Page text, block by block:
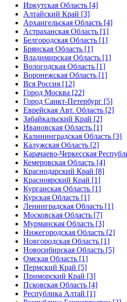
Иркутская Область [4]
Алтайский Край [3]
Архангельская Область [4]
Астраханская Область [1]
Белгородская Область [1]
Брянская Область [1]
Владимирская Область [1]
Вологодская Область [1]
Воронежская Область [1]
Вся Россия [12]
Город Москва [22]
Город Санкт-Петербург [5]
Еврейская Авт. Область [2]
Забайкальский Край [2]
Ивановская Область [1]
Калининградская Область [3]
Калужская Область [2]
Карачаево-Черкесская
Кемеровская Область [4]
Краснодарский Край [8]
Красноярский Край [1]
Курганская Область [1]
Курская Область [1]
Ленинградская Область [1]
Московская Область [7]
Мурманская Область [3]
Нижегородская Область [2]
Новгородская Область [1]
Новосибирская Область [5]
Омская Область [1]
Пермский Край [5]
Приморский Край [3]
Псковская Область [4]
Республика Алтай [1]